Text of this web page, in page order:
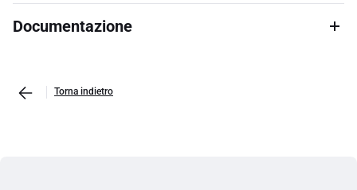
Documentazione
Torna indietro